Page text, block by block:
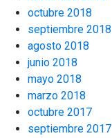
octubre 2018
septiembre 2018
agosto 2018
junio 2018
mayo 2018
marzo 2018
octubre 2017
septiembre 2017